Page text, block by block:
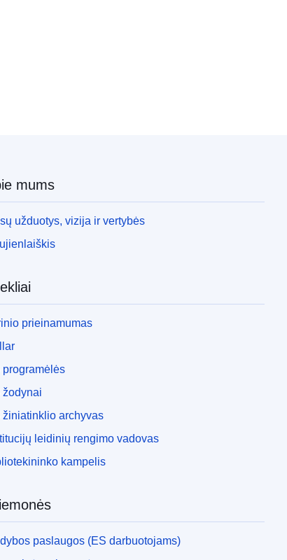
mums
užduotys, vizija ir vertybės
prieinamumas
programėlės
žodynai
žiniatinklio archyvas
leidinių rengimo vadovas
kampelis
paslaugos (ES darbuotojams)